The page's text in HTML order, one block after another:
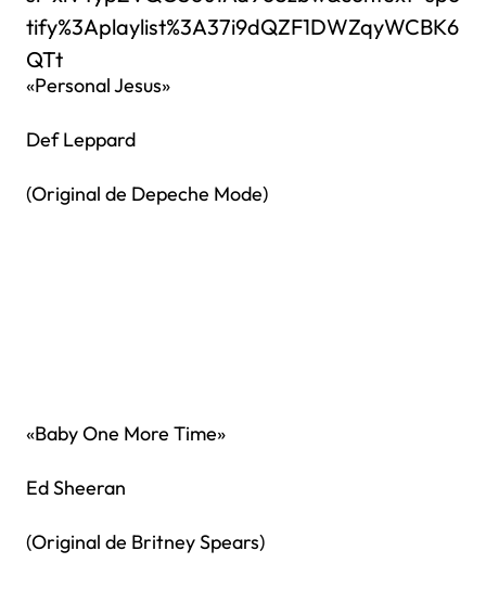
tify%3Aplaylist%3A37i9dQZF1DWZqyWCBK6
QTt
«Personal Jesus»
Def Leppard
(Original de Depeche Mode)
«Baby One More Time»
Ed Sheeran
(Original de Britney Spears)